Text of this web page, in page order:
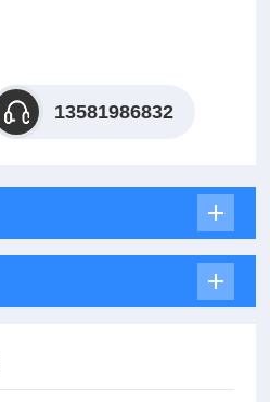
13581986832